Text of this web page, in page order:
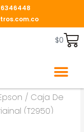
6346448
$0
/ Caja De
(T2950)